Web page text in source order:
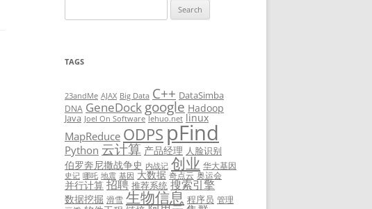
for:
TAGS
23andMe AJAX Big Data C++ DataSimba
DNA GeneDock google Hadoop
Java Joel On Software lehuo.net linux
MapReduce ODPS pFind
Python 云计算 产品经理 人脸识别
伯罗奔尼撒战争史 内战记 创业 华大基因
史记 哪吒 地震 基因 大数据 奇点云 奥运会
并行计算 招聘 推荐系统 搜索引擎
数据挖掘 滑雪 生物信息 程序员 管理